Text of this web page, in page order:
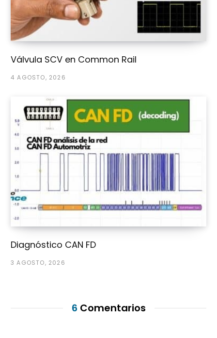
Válvula SCV en Common Rail
4 AGOSTO, 2026
Diagnóstico CAN FD
3 AGOSTO, 2026
6 Comentarios